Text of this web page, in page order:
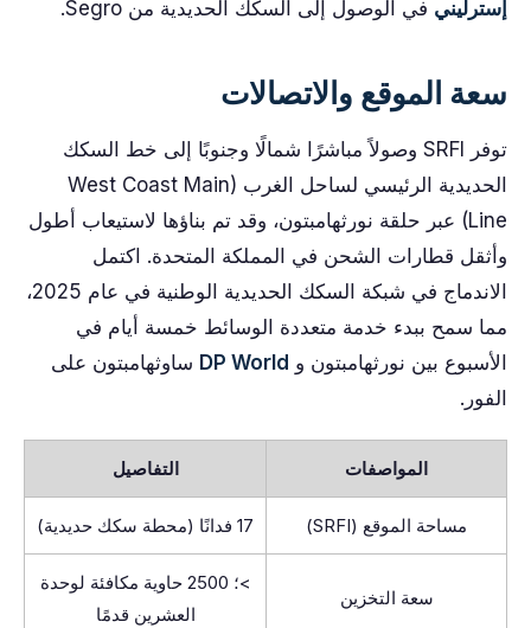
إسترليني في الوصول إلى السكك الحديدية من Segro.
سعة الموقع والاتصالات
توفر SRFI وصولاً مباشرًا شمالًا وجنوبًا إلى خط السكك
الحديدية الرئيسي لساحل الغرب (West Coast Main
Line) عبر حلقة نورثهامبتون، وقد تم بناؤها لاستيعاب أطول
وأثقل قطارات الشحن في المملكة المتحدة. اكتمل
الاندماج في شبكة السكك الحديدية الوطنية في عام 2025،
مما سمح ببدء خدمة متعددة الوسائط خمسة أيام في
الأسبوع بين نورثهامبتون و DP World ساوثهامبتون على
الفور.
المواصفات التفاصيل
مساحة الموقع (SRFI) 17 فدانًا (محطة سكك حديدية)
سعة التخزين
>؛ 2500 حاوية مكافئة لوحدة
العشرين قدمًا